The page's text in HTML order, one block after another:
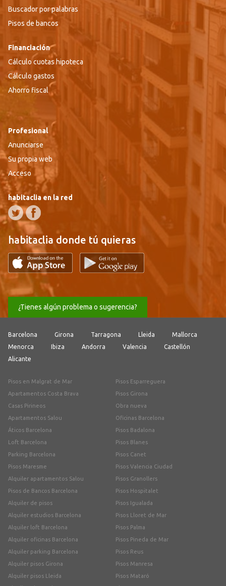
Buscador por palabras
Pisos de bancos
Financiación
Cálculo cuotas hipoteca
Cálculo gastos
Ahorro fiscal
Profesional
Anunciarse
Su propia web
Acceso
habitaclia en la red
habitaclia donde tú quieras
¿Tienes algún problema o sugerencia?
Barcelona Girona Tarragona Lleida
Mallorca
Menorca
Ibiza Andorra Valencia
Castellón
Alicante
Pisos en Malgrat de Mar
Apartamentos Costa Brava
Casas Pirineos
Apartamentos Salou
Áticos Barcelona
Loft Barcelona
Parking Barcelona
Pisos Maresme
Alquiler apartamentos Salou
Pisos de Bancos Barcelona
Alquiler de pisos
Alquiler estudios Barcelona
Alquiler loft Barcelona
Alquiler oficinas Barcelona
Alquiler parking Barcelona
Alquiler pisos Girona
Alquiler pisos Lleida
Pisos Esparreguera
Pisos Girona
Obra nueva
Oficinas Barcelona
Pisos Badalona
Pisos Blanes
Pisos Canet
Pisos Valencia Ciudad
Pisos Granollers
Pisos Hospitalet
Pisos Igualada
Pisos Lloret de Mar
Pisos Palma
Pisos Pineda de Mar
Pisos Reus
Pisos Manresa
Pisos Mataró